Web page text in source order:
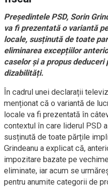
Președintele PSD, Sorin
va fi prezentată o variantă
locale, susținută de toate
eliminarea excepțiilor
caselor și a propus deduceri
dizabilități.
În cadrul unei declarații
menționat că o variantă de
locale va fi prezentată în
contextul în care liderul PSD
susținută de toate părțile
Grindeanu a explicat că,
impozitare bazate pe
eliminate, iar acum se
pentru anumite categorii de